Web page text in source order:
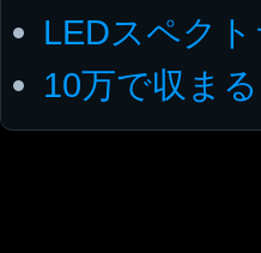
LEDスペク
10万で収ま